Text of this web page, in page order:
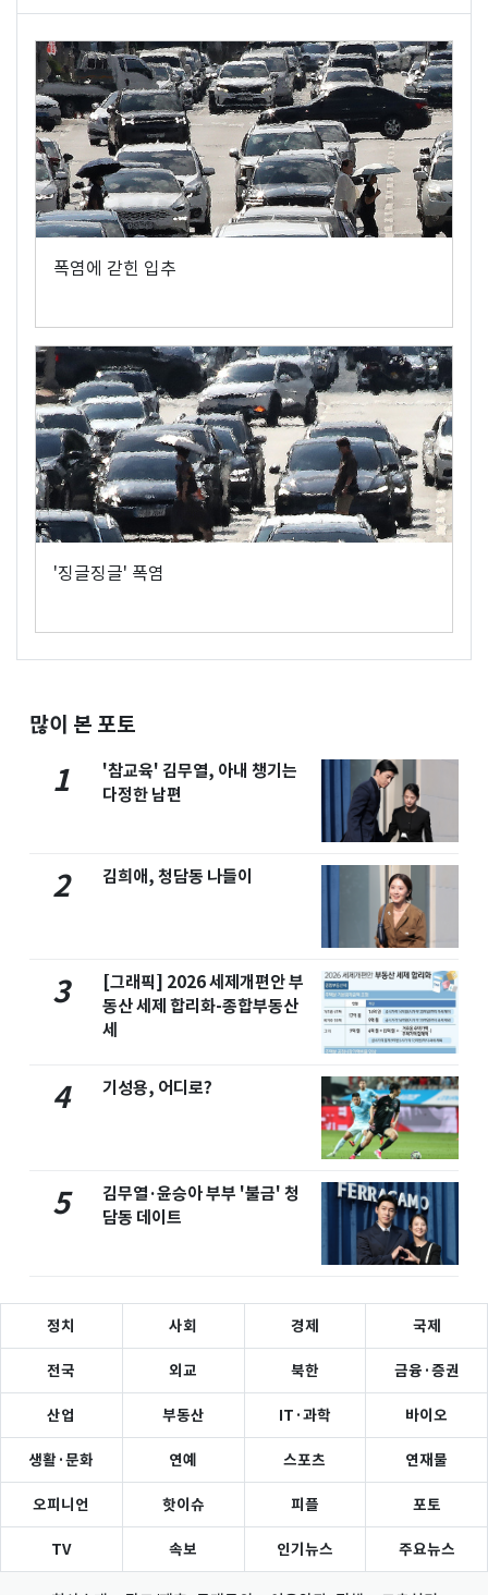
폭염에 갇힌 입추
'징글징글' 폭염
많이 본 포토
1
'참교육' 김무열, 아내 챙기는
다정한 남편
2 김희애, 청담동 나들이
3
[그래픽] 2026 세제개편안 부
동산 세제 합리화-종합부동산
세
4 기성용, 어디로?
5
김무열·윤승아 부부 '불금' 청
담동 데이트
정치 사회 경제 국제
전국 외교 북한 금융·증권
산업 부동산 IT·과학 바이오
생활·문화 연예 스포츠 연재물
오피니언 핫이슈 피플 포토
TV 속보 인기뉴스 주요뉴스